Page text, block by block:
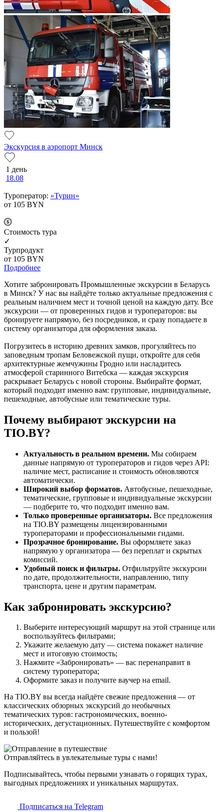
Экскурсия в аэропорт Минск
1 день
18.08
Туроператор: «Турин»
от 105 BYN
Cтоимость тура
✓
Турпродукт
от 105 BYN
Подробнее
Хотите забронировать Промышленные экскурсии в Беларусь
в Минск? У нас вы найдёте только актуальные предложения с
реальным наличием мест и точной ценой на каждую дату. Все
экскурсии — от проверенных гидов и туроператоров: вы
бронируете напрямую, без посредников, и сразу попадаете в
систему организатора для оформления заказа.
Погрузитесь в историю древних замков, прогуляйтесь по
заповедным тропам Беловежской пущи, откройте для себя
архитектурные жемчужины Гродно или насладитесь
атмосферой старинного Витебска — каждая экскурсия
раскрывает Беларусь с новой стороны. Выбирайте формат,
который подходит именно вам: групповые, индивидуальные,
пешеходные, автобусные или тематические туры.
Почему выбирают экскурсии на
TIO.BY?
Актуальность в реальном времени. Мы собираем
данные напрямую от туроператоров и гидов через API:
наличие мест, расписание и стоимость обновляются
автоматически.
Широкий выбор форматов. Автобусные, пешеходные,
тематические, групповые и индивидуальные экскурсии
— подберите то, что подходит именно вам.
Только проверенные организаторы. Все предложения
на TIO.BY размещены лицензированными
туроператорами и профессиональными гидами.
Прозрачное бронирование. Вы оформляете заказ
напрямую у организатора — без переплат и скрытых
комиссий.
Удобный поиск и фильтры. Отфильтруйте экскурсии
по дате, продолжительности, направлению, типу
транспорта, цене и другим параметрам.
Как забронировать экскурсию?
Выберите интересующий маршрут на этой странице или
воспользуйтесь фильтрами;
Укажите желаемую дату — система покажет наличие
мест и итоговую стоимость;
Нажмите «Забронировать» — вас перенаправит в
систему туроператора;
Оформите заказ и получите ваучер на email.
На TIO.BY вы всегда найдёте свежие предложения — от
классических обзорных экскурсий до необычных
тематических туров: гастрономических, военно-
исторических, дегустационных. Путешествуйте с комфортом
и пользой!
Отправляйтесь в увлекательные туры с нами!
Подписывайтесь, чтобы первыми узнавать о горящих турах,
выгодных предложениях и уникальных маршрутах.
Подписаться на Telegram